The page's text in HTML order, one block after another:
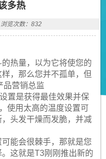
多热
浏览次数：832
热量，以为它将使您的
，那么您并不孤单，但
品营销总监
置是获得最佳效果并保
使用太高的温度设置可
头发干燥而发脆，并减
能会很棘手，那就是您
这就是T3刚刚推出新的